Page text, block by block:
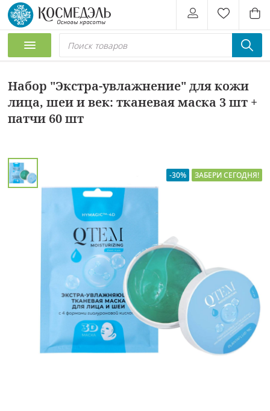
Набор "Экстра-увлажнение" для кожи
лица, шеи и век: тканевая маска 3 шт +
патчи 60 шт
-30% ЗАБЕРИ СЕГОДНЯ!